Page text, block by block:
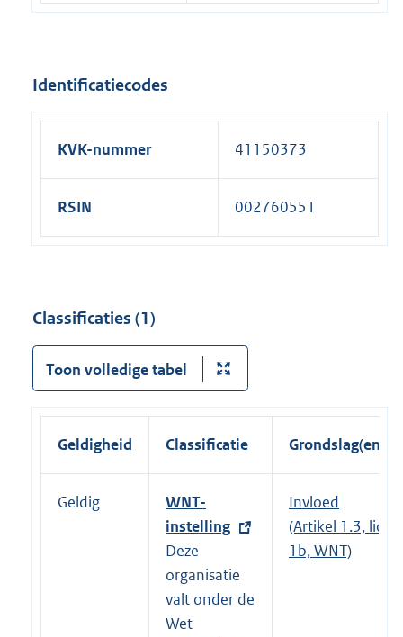
Identificatiecodes
KVK-nummer 41150373
RSIN 002760551
Classificaties (1)
Toon volledige tabel
Geldigheid Classificatie Grondslag(en)
Geldig
E
x
t
e
r
n
WNT-
instelling
Deze
organisatie
valt onder de
Wet
Invloed
(Artikel 1.3, lid
1b, WNT)